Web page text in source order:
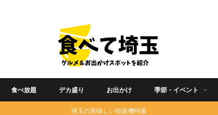
食べ放題 デカ盛り お出かけ 季節・イベント
埼玉の美味しい自販機特集